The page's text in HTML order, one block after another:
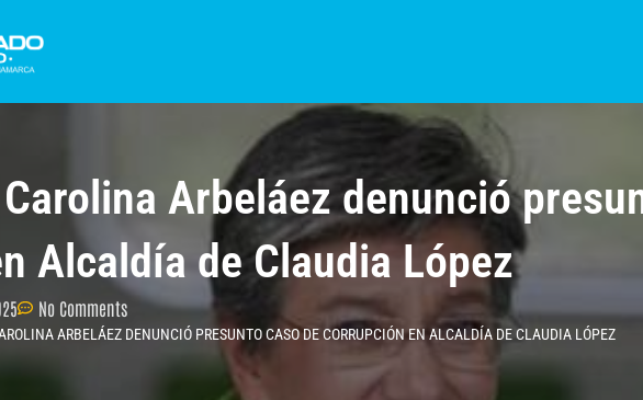
COLOMBIA BOGOTÁ INTERNACIONAL
Arbeláez denunció
Alcaldía de Claudia López
No Comments
ARBELÁEZ DENUNCIÓ PRESUNTO CASO DE CORRUPCIÓN EN ALCALDÍA DE CLAUDIA LÓPEZ